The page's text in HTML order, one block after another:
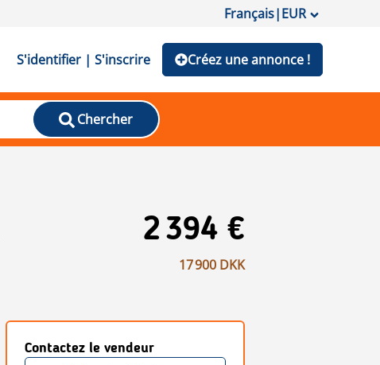
Français|EUR
S'identifier | S'inscrire Créez une annonce !
Chercher
2 394 €
17 900 DKK
Contactez le vendeur